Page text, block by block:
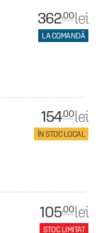
362.00 lei
LA COMANDĂ
154.00 lei
ÎN STOC LOCAL
105.00 lei
STOC LIMITAT